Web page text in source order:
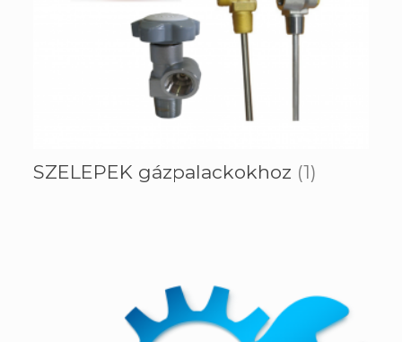
SZELEPEK gázpalackokhoz (1)